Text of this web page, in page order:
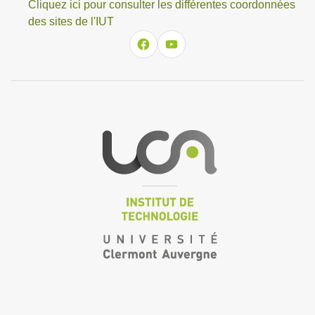
Cliquez ici pour consulter les différentes coordonnées
des sites de l'IUT